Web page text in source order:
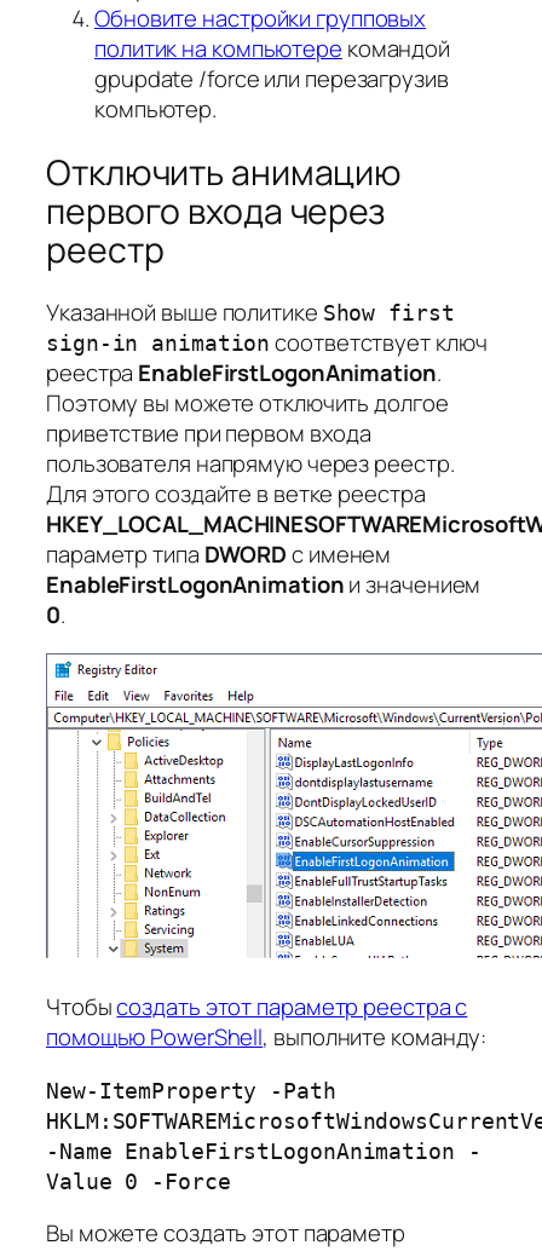
Обновите настройки групповых
политик на компьютере командой
gpupdate /force или перезагрузив
компьютер.
Отключить анимацию
первого входа через
реестр
Указанной выше политике Show first
sign-in animation соответствует ключ
реестра EnableFirstLogonAnimation.
Поэтому вы можете отключить долгое
приветствие при первом входа
пользователя напрямую через реестр.
Для этого создайте в ветке реестра
параметр типа DWORDс именем
EnableFirstLogonAnimationи значением
0.
Чтобысоздать этот параметр реестра с
помощью PowerShell, выполните команду:
New-ItemProperty -Path
-Name EnableFirstLogonAnimation -
Value 0 -Force
Вы можете создать этот параметр